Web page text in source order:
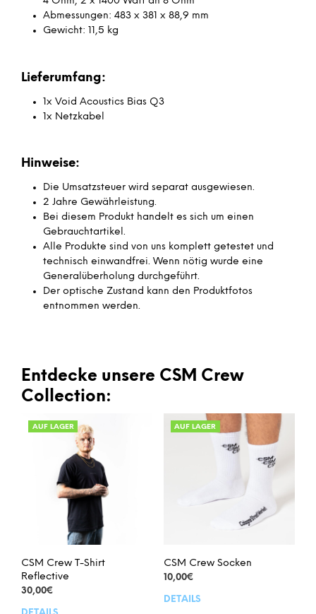
Abmessungen: 483 x 381 x 88,9 mm
Gewicht: 11,5 kg
Lieferumfang:
1x Void Acoustics Bias Q3
1x Netzkabel
Hinweise:
Die Umsatzsteuer wird separat ausgewiesen.
2 Jahre Gewährleistung.
Bei diesem Produkt handelt es sich um einen
Gebrauchtartikel.
Alle Produkte sind von uns komplett getestet und
technisch einwandfrei. Wenn nötig wurde eine
Generalüberholung durchgeführt.
Der optische Zustand kann den Produktfotos
entnommen werden.
Entdecke unsere CSM Crew
Collection:
AUF LAGER
CSM Crew T-Shirt
Reflective
30,00€
AUF LAGER
CSM Crew Socken
10,00€
DETAILS